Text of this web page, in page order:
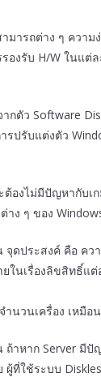
มารถต่าง ๆ ความ
รองรับ H/W ในแ
กตัว Software
รปรับแต่งตัว
ต้องไม่มีปัญหากับเ
าง ๆ ของ
จุดประสงค์ คือ คว
ในเรื่องลิขสิทธิ์แต่
นวนเครื่อง เหมือ
ถ้าหาก Server มีปั
ผู้ที่ใช้ระบบ